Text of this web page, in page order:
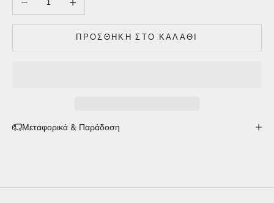
ΠΡΟΣΘΉΚΗ ΣΤΟ ΚΑΛΆΘΙ
Μεταφορικά & Παράδοση